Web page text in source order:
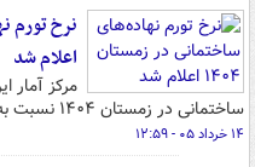
اعلام شد
مرکز آمار
ساختمانی در زمستان ۱۴۰۴ نسبت به زمستان ۱۴۰۳ را ۹۶.۸ درصد اعلام کرد.
۱۴ خرداد ۰۵ - ۱۲:۵۹